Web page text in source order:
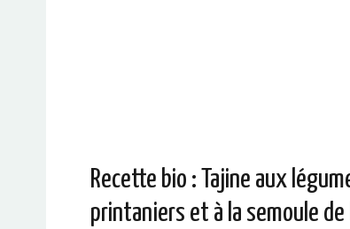
Recette bio : Tajine aux
printaniers et à la semoule de